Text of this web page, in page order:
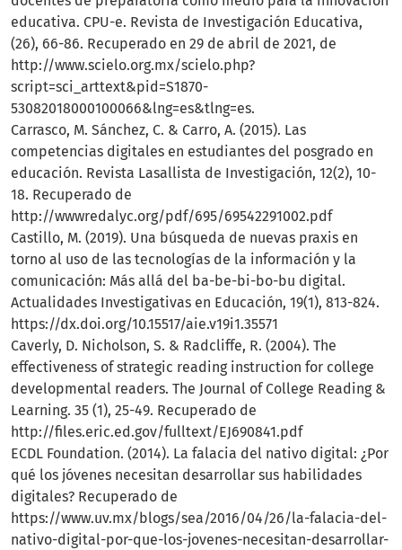
educativa. CPU-e. Revista de Investigación Educativa,
(26), 66-86. Recuperado en 29 de abril de 2021, de
http://www.scielo.org.mx/scielo.php?
script=sci_arttext&pid=S1870-
53082018000100066&lng=es&tlng=es.
Carrasco, M. Sánchez, C. & Carro, A. (2015). Las
competencias digitales en estudiantes del posgrado en
educación. Revista Lasallista de Investigación, 12(2), 10-
18. Recuperado de
http://wwwredalyc.org/pdf/695/69542291002.pdf
Castillo, M. (2019). Una búsqueda de nuevas praxis en
torno al uso de las tecnologías de la información y la
comunicación: Más allá del ba-be-bi-bo-bu digital.
Actualidades Investigativas en Educación, 19(1), 813-824.
https://dx.doi.org/10.15517/aie.v19i1.35571
Caverly, D. Nicholson, S. & Radcliffe, R. (2004). The
effectiveness of strategic reading instruction for college
developmental readers. The Journal of College Reading &
Learning. 35 (1), 25-49. Recuperado de
http://files.eric.ed.gov/fulltext/EJ690841.pdf
ECDL Foundation. (2014). La falacia del nativo digital: ¿Por
qué los jóvenes necesitan desarrollar sus habilidades
digitales? Recuperado de
https://www.uv.mx/blogs/sea/2016/04/26/la-falacia-del-
nativo-digital-por-que-los-jovenes-necesitan-desarrollar-